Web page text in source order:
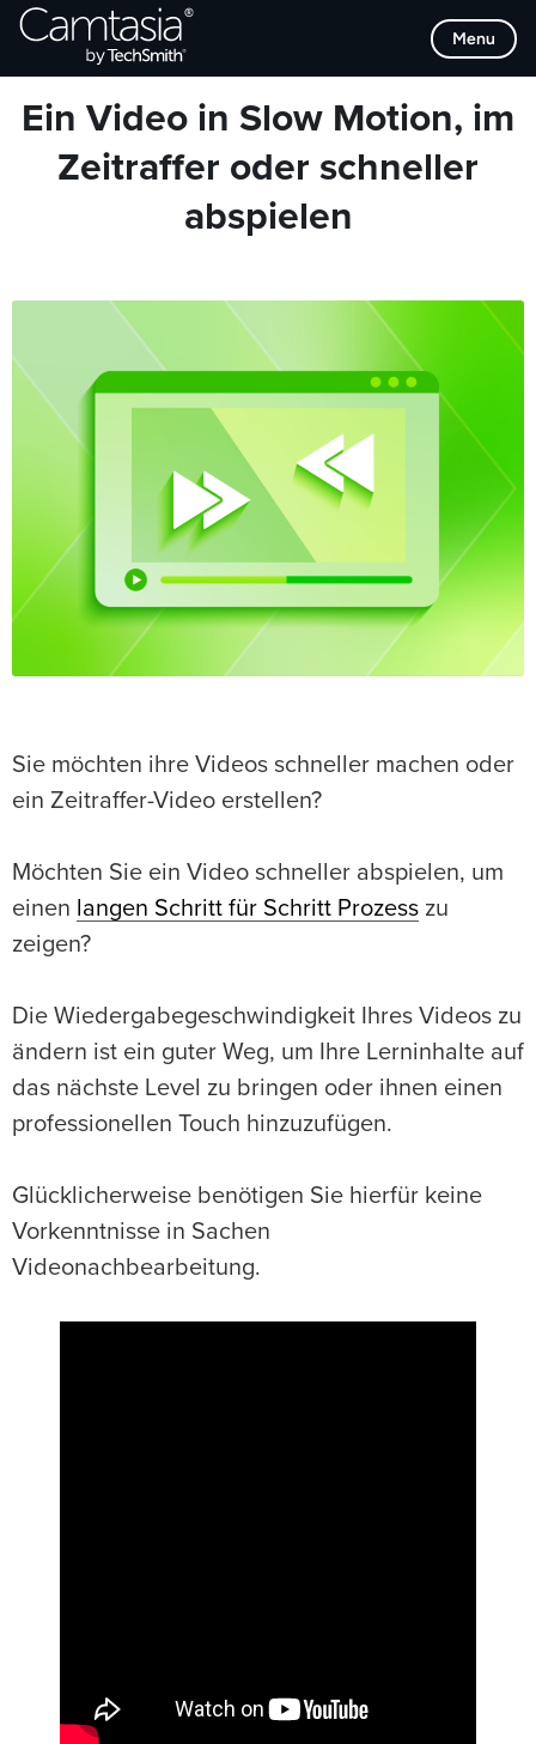
Direkt
zum
Menu
Browse Categories
Ein Video in Slow Motion, im
Zeitraffer oder schneller
abspielen
Sie möchten ihre Videos schneller machen oder
ein Zeitraffer-Video erstellen?
Möchten Sie ein Video schneller abspielen, um
einen langen Schritt für Schritt Prozess zu
zeigen?
Die Wiedergabegeschwindigkeit Ihres Videos zu
ändern ist ein guter Weg, um Ihre Lerninhalte auf
das nächste Level zu bringen oder ihnen einen
professionellen Touch hinzuzufügen.
Glücklicherweise benötigen Sie hierfür keine
Vorkenntnisse in Sachen
Videonachbearbeitung.